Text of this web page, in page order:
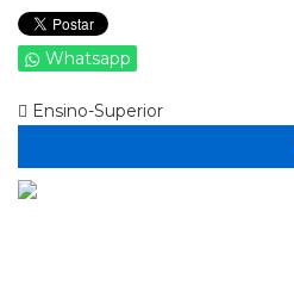
Whatsapp
Ensino-Superior